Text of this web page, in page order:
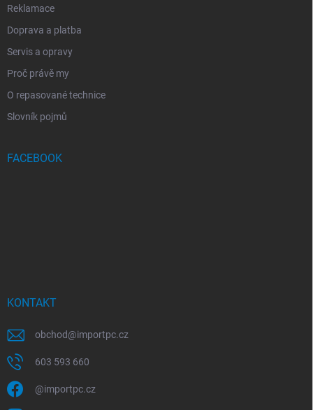
Reklamace
Doprava a platba
Servis a opravy
Proč právě my
O repasované technice
Slovník pojmů
FACEBOOK
KONTAKT
obchod@importpc.cz
603 593 660
@importpc.cz